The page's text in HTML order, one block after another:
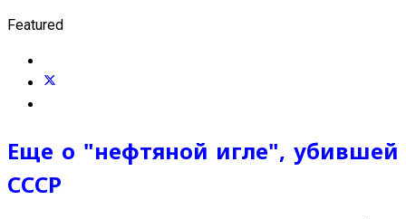
Featured
Еще о "нефтяной игле", убившей
СССР